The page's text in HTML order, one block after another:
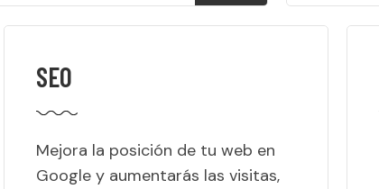
SEO
Mejora la posición de tu web en
Google y aumentarás las visitas,